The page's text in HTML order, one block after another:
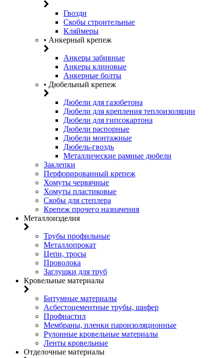
Гвозди
Скобы строительные
Кляймеры
• Анкерный крепеж
Анкеры забивные
Анкеры клиновые
Анкерные болты
• Дюбельный крепеж
Дюбели для газобетона
Дюбели для крепления теплоизоляции
Дюбели для гипсокартона
Дюбели распорные
Дюбели монтажные
Дюбель-гвоздь
Металлические рамные дюбели
Заклепки
Перфорированный крепеж
Хомуты червячные
Хомуты пластиковые
Скобы для степлера
Крепеж прочего назначения
Металлоизделия
Трубы профильные
Металлопрокат
Цепи, тросы
Проволока
Заглушки для труб
Кровельные материалы
Битумные материалы
Асбестоцементные трубы, шифер
Профнастил
Мембраны, пленки пароизоляционные
Рулонные кровельные материалы
Ленты кровельные
Отделочные материалы